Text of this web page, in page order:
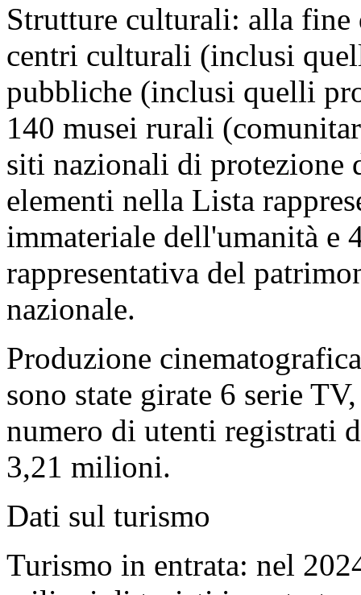
Strutture culturali: alla fine
centri culturali (inclusi
pubbliche (inclusi quelli
140 musei rurali
siti nazionali di protezione
elementi nella Lista
immateriale dell'umanità e
rappresentativa del
nazionale.
Produzione
sono state girate 6 serie
numero di utenti registrati
3,21 milioni.
Dati sul turismo
Turismo in entrata: nel